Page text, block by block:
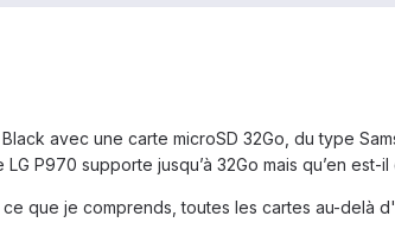
avec une carte microSD 32Go, du type
P970 supporte jusqu’à 32Go mais qu’en est-
que je comprends, toutes les cartes au-delà